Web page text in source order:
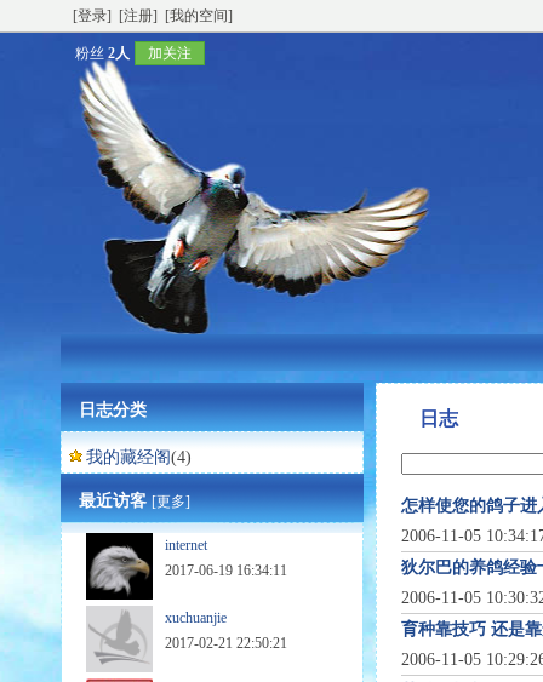
[登录] [注册] [我的空间]
粉丝 2人 加关注
日志分类
我的藏经阁(4)
最近访客[更多]
internet
2017-06-19 16:34:11
xuchuanjie
2017-02-21 22:50:21
日志
怎样使您的鸽子进
2006-11-05
狄尔巴的养鸽经验
2006-11-05
育种靠技巧 还是
2006-11-05